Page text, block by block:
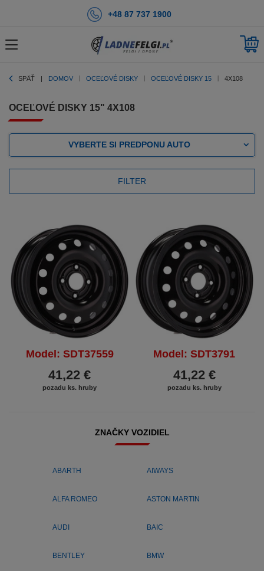
+48 87 737 1900
SPÄŤ DOMOV OCEĽOVÉ DISKY OCEĽOVÉ DISKY 15 4X108
OCEĽOVÉ DISKY 15" 4X108
VYBERTE SI PREDPONU AUTO
FILTER
Model: SDT37559
41,22 €
pozadu ks. hruby
Model: SDT3791
41,22 €
pozadu ks. hruby
ZNAČKY VOZIDIEL
ABARTH AIWAYS
ALFA ROMEO ASTON MARTIN
AUDI BAIC
BENTLEY BMW